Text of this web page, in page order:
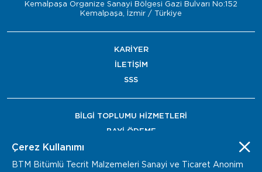
Kemalpaşa Organize Sanayi Bölgesi Gazi Bulvarı No:152
Kemalpaşa, İzmir / Türkiye
KARİYER
İLETİŞİM
SSS
BİLGİ TOPLUMU HİZMETLERİ
BAYİ ÖDEME
Çerez Kullanımı
BTM Bitümlü Tecrit Malzemeleri Sanayi ve Ticaret Anonim